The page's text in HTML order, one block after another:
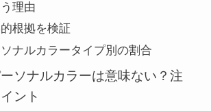
理由
根拠を検証
ナルカラータイプ別の割合
ソナルカラーは意味ない？注
ント